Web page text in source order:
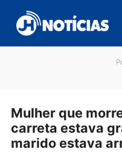
para
conteúdo
Mulher que
carreta estava